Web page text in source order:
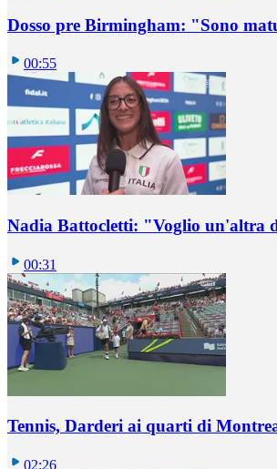
Dosso pre Birmingham: "Sono
00:55
Nadia Battocletti: "Voglio un'altra
00:31
Tennis, Darderi ai quarti di
02:26